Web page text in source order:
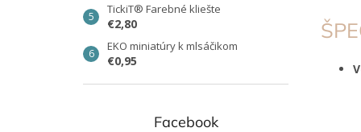
TickiT® Farebné kliešte
€2,80
EKO miniatúry k mlsáčikom
€0,95
Facebook